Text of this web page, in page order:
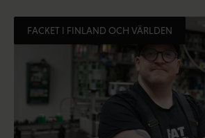
FACKET I FINLAND OCH VÄRLDEN